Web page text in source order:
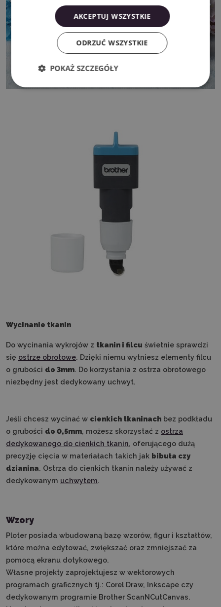
Wycinanie tkanin
Do wycinania wykrojów z tkanin i filcu świetnie sprawdzi
się ostrze obrotowe. Dzięki niemu wytniesz elementy filcu
o grubości do 3mm. Do korzystania z ostrza obrotowego
niezbędny jest dedykowany uchwyt.
Jeśli chcesz wycinać w cienkich tkaninach bez podkładu
o grubości do 0,5mm, możesz skorzystać z ostrza
dedykowanego do cienkich tkanin, oferującego dużą
precyzję cięcia w materiałach takich jak bibuła czy
dzianina. Ostrza do cienkich tkanin należy używać z
dedykowanym uchwytem.
Wzory
Ploter posiada wbudowaną bazę wzorów, figur i kształtów,
które można edytować, zwiększać oraz zmniejszać za
pomocą ekranu dotykowego.
Własne projekty zaprojektujesz w wektorowych
programach graficznych tj.: Corel Draw, Inkscape czy
dedykowanym programie Brother ScanNCutCanvas.
AKCEPTUJ WSZYSTKIE
ODRZUĆ WSZYSTKIE
POKAŻ SZCZEGÓŁY